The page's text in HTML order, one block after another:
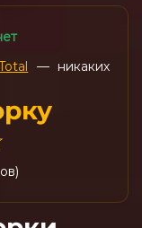
— никаких